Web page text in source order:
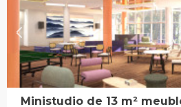
Ministudio de 13 m²